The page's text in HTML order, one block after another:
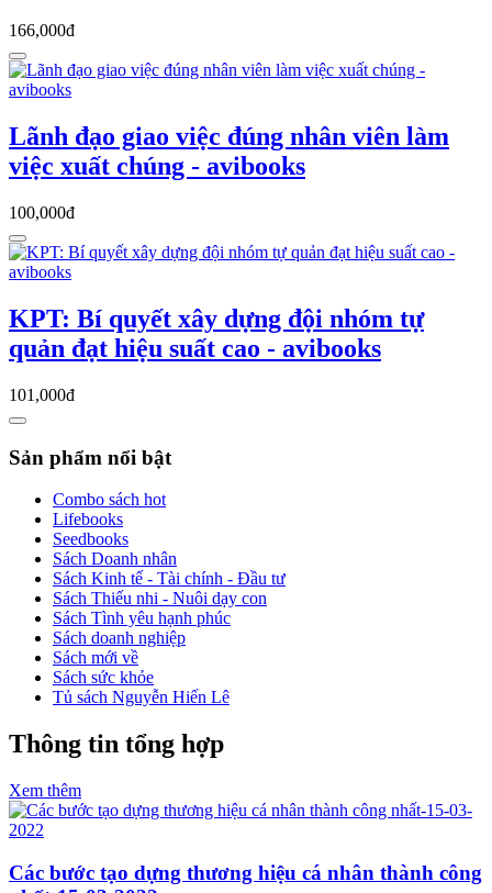
166,000đ
Lãnh đạo giao việc đúng nhân viên làm
việc xuất chúng - avibooks
100,000đ
KPT: Bí quyết xây dựng đội nhóm tự
quản đạt hiệu suất cao - avibooks
101,000đ
Sản phẩm nổi bật
Combo sách hot
Lifebooks
Seedbooks
Sách Doanh nhân
Sách Kinh tế - Tài chính - Đầu tư
Sách Thiếu nhi - Nuôi dạy con
Sách Tình yêu hạnh phúc
Sách doanh nghiệp
Sách mới về
Sách sức khỏe
Tủ sách Nguyễn Hiến Lê
Thông tin tổng hợp
Xem thêm
Các bước tạo dựng thương hiệu cá nhân thành công